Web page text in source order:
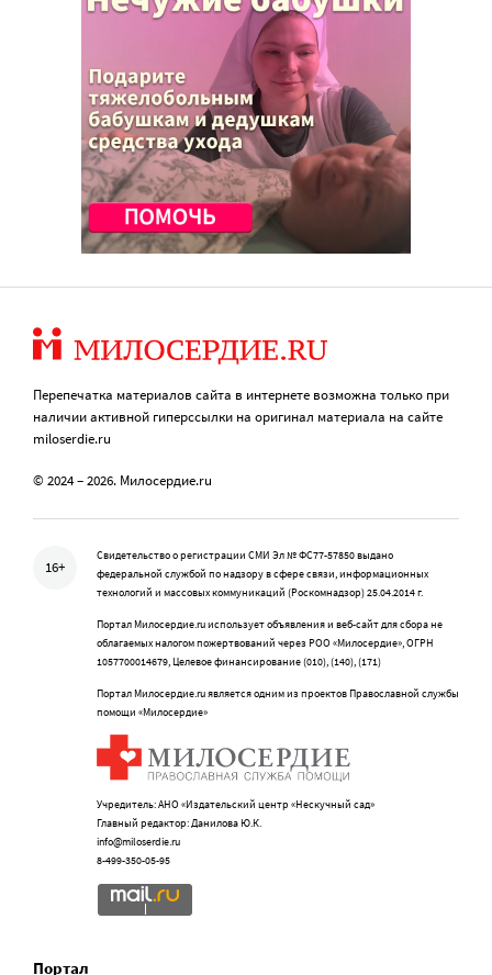
Перепечатка материалов сайта в интернете возможна только при
наличии активной гиперссылки на оригинал материала на сайте
miloserdie.ru
© 2024 – 2026. Милосердие.ru
16+
Свидетельство о регистрации СМИ Эл № ФС77-57850 выдано
федеральной службой по надзору в сфере связи, информационных
технологий и массовых коммуникаций (Роскомнадзор) 25.04.2014 г.
Портал Милосердие.ru использует объявления и веб-сайт для сбора не
облагаемых налогом пожертвований через РОО «Милосердие», ОГРН
1057700014679, Целевое финансирование (010), (140), (171)
Портал Милосердие.ru является одним из проектов Православной службы
помощи «Милосердие»
Учредитель: АНО «Издательский центр «Нескучный сад»
Главный редактор: Данилова Ю.К.
info@miloserdie.ru
8-499-350-05-95
Портал